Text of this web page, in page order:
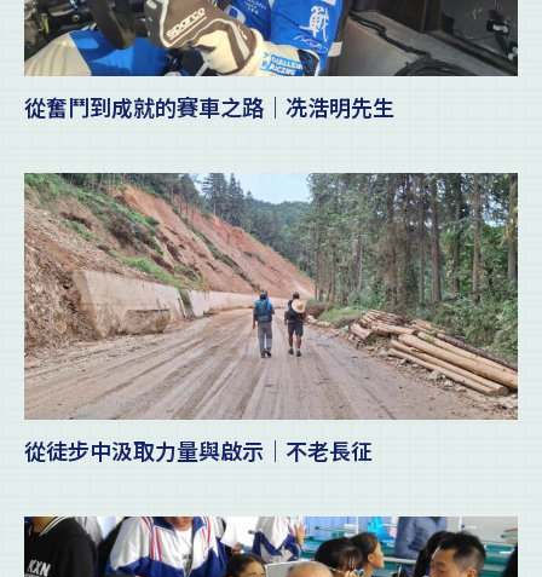
從奮鬥到成就的賽車之路｜冼浩明先生
從徒步中汲取力量與啟示｜不老長征